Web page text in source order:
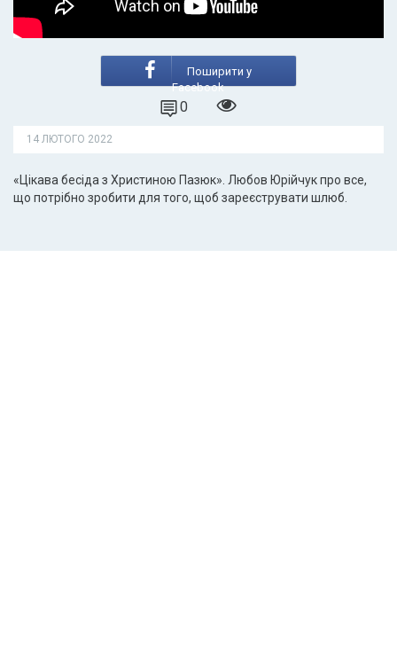
Поширити у
Facebook
0
14 ЛЮТОГО 2022
«Цікава бесіда з Христиною Пазюк». Любов Юрійчук про все,
що потрібно зробити для того, щоб зареєструвати шлюб.